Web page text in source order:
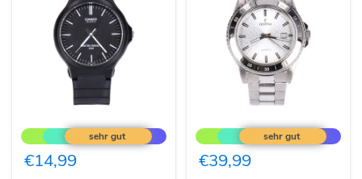
Collection
MW-
240-
1EVEF
€14,99
Boyfriend
F20428/1
Damenuhr
Edelstahl
€39,99